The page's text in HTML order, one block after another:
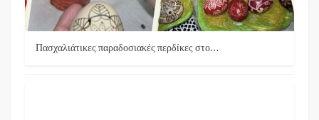
Πασχαλιάτικες παραδοσιακές περδίκες στο…